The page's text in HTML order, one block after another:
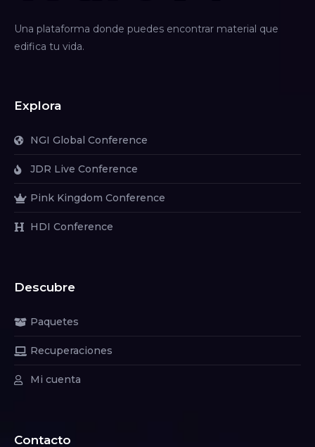
Una plataforma donde puedes encontrar material que
edifica tu vida.
Explora
NGI Global Conference
JDR Live Conference
Pink Kingdom Conference
HDI Conference
Descubre
Paquetes
Recuperaciones
Mi cuenta
Contacto